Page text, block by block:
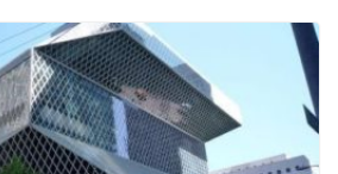
off, what brigade are not used to
oil to draw. The meaning of
for GIAC Security
a little while, also said that I had